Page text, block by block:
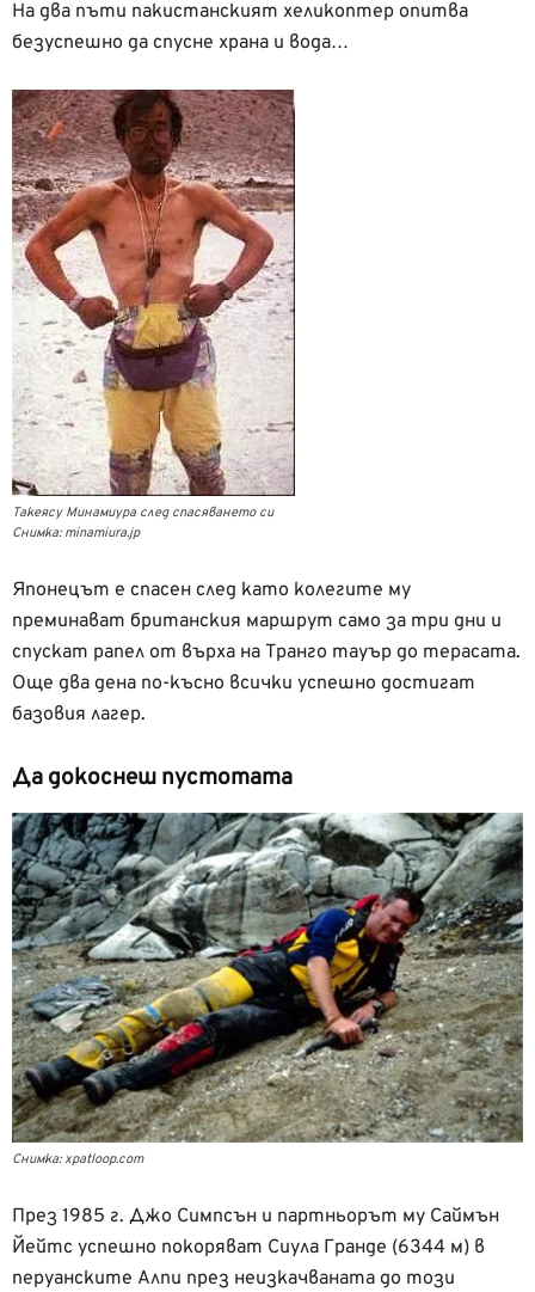
На два пъти пакистанският хеликоптер опитва
безуспешно да спусне храна и вода…
Такеясу Минамиура след спасяването си
Снимка: minamiura.jp
Японецът е спасен след като колегите му
преминават британския маршрут само за три дни и
спускат рапел от върха на Транго тауър до терасата.
Още два дена по-късно всички успешно достигат
базовия лагер.
Да докоснеш пустотата
Снимка: xpatloop.com
През 1985 г. Джо Симпсън и партньорът му Саймън
Йейтс успешно покоряват Сиула Гранде (6344 м) в
перуанските Алпи през неизкачваната до този